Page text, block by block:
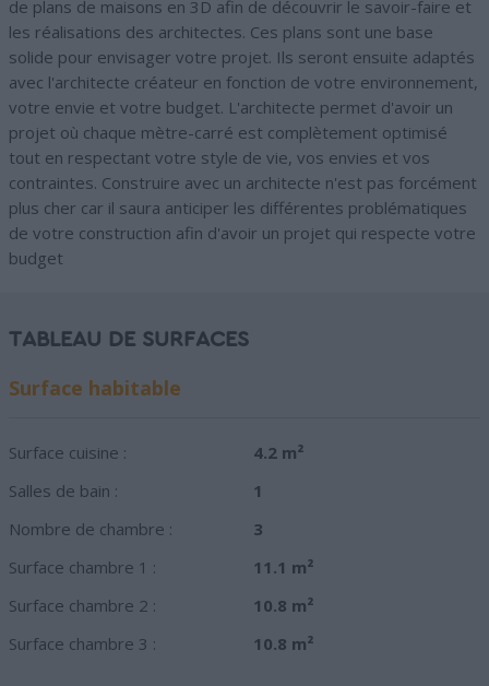
de plans de maisons en 3D afin de découvrir le savoir-faire et
les réalisations des architectes. Ces plans sont une base
solide pour envisager votre projet. Ils seront ensuite adaptés
avec l'architecte créateur en fonction de votre environnement,
votre envie et votre budget. L'architecte permet d'avoir un
projet où chaque mètre-carré est complètement optimisé
tout en respectant votre style de vie, vos envies et vos
contraintes. Construire avec un architecte n'est pas forcément
plus cher car il saura anticiper les différentes problématiques
de votre construction afin d'avoir un projet qui respecte votre
budget
TABLEAU DE SURFACES
Surface habitable
Surface cuisine :
4.2 m²
Salles de bain :
1
Nombre de chambre :
3
Surface chambre 1 :
11.1 m²
Surface chambre 2 :
10.8 m²
Surface chambre 3 :
10.8 m²